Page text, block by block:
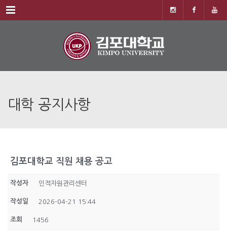
Menu
대학 공지사항
김포대학교 직원 채용 공고
작성자 인적자원관리센터
작성일 2026-04-21 15:44
조회 1456